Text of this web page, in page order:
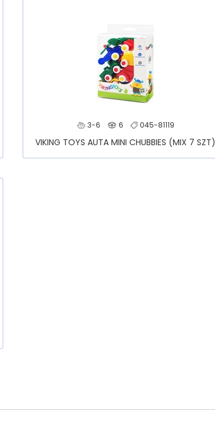
3-6 6 045-81119
VIKING TOYS AUTA MINI CHUBBIES (MIX 7 SZT)